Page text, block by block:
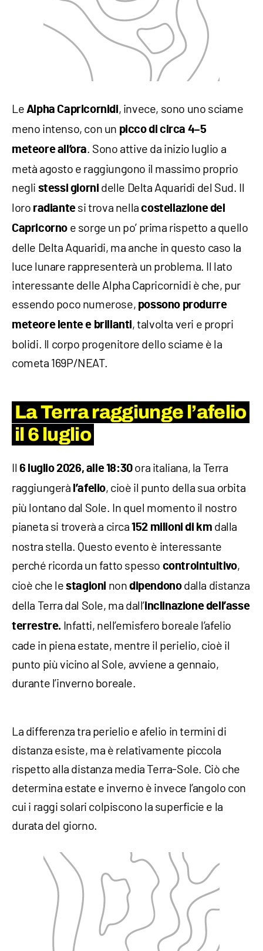
Le Alpha Capricornidi, invece, sono uno sciame
meno intenso, con un picco di circa 4–5
meteore all’ora . Sono attive da inizio luglio a
metà agosto e raggiungono il massimo proprio
negli stessi giorni delle Delta Aquaridi del Sud. Il
loro radiantesi trova nellacostellazione del
Capricorno e sorge un po’ prima rispetto a quello
delle Delta Aquaridi, ma anche in questo caso la
luce lunare rappresenterà un problema. Il lato
interessante delle Alpha Capricornidi è che, pur
essendo poco numerose, possono produrre
meteore lente e brillanti, talvolta veri e propri
bolidi. Il corpo progenitore dello sciame è la
cometa 169P/NEAT.
La Terra raggiunge l’afelio
il 6 luglio
Il 6 luglio 2026, alle 18:30ora italiana, la Terra
raggiungerà l’afelio, cioè il punto della sua orbita
più lontano dal Sole. In quel momento il nostro
pianeta si troverà a circa152 milioni di km dalla
nostra stella. Questo evento è interessante
perché ricorda un fatto spesso controintuitivo,
cioè che lestagioni non dipendono dalla distanza
della Terra dal Sole, ma dall’inclinazione dell’asse
terrestre. Infatti, nell’emisfero boreale l’afelio
cade in piena estate, mentre il perielio, cioè il
punto più vicino al Sole, avviene a gennaio,
durante l’inverno boreale.
La differenza tra perielio e afelio in termini di
distanza esiste, ma è relativamente piccola
rispetto alla distanza media Terra-Sole. Ciò che
determina estate e inverno è invece l’angolo con
cui i raggi solari colpiscono la superficie e la
durata del giorno.